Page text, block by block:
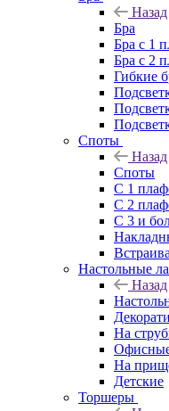
Назад
Бра
Бра с 1
Бра с 2
Гибкие
Споты
Назад
Споты
С 1
С 2
С 3 и
Настольные
Назад
На
На
Детские
Торшеры